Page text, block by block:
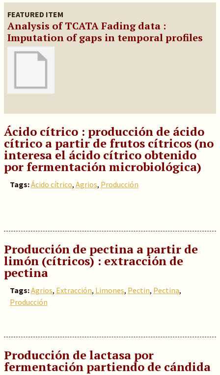
FEATURED ITEM
Analysis of TCATA Fading data :
Imputation of gaps in temporal profiles
Ácido cítrico : producción de ácido
cítrico a partir de frutos cítricos (no
interesa el ácido cítrico obtenido
por fermentación microbiológica)
Tags:Ácido cítrico, Agrios, Producción
Producción de pectina a partir de
limón (cítricos) : extracción de
pectina
Tags:Agrios, Extracción, Limones, Pectin, Pectina,
Producción
Producción de lactasa por
fermentación partiendo de cándida